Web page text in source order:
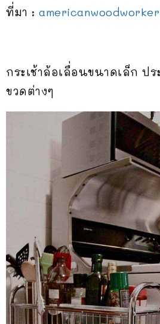
ที่มา :
กระเช้าล้อเลื่อนขนาดเล็ก ป
ขวดต่างๆ